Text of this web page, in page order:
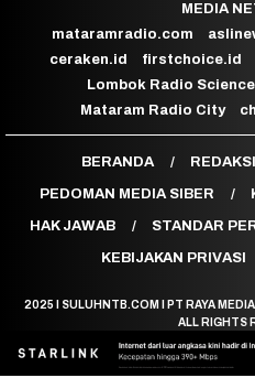
MEDIA
mataramradio.com
ceraken.id
firstchoice.id
Lombok Radio Science
Mataram Radio City
BERANDA REDAKSI
PEDOMAN MEDIA SIBER
HAK JAWAB STANDAR
KEBIJAKAN PRIVASI
2025 I SULUHNTB.COM I PT RAYA
ALL RIGHTS